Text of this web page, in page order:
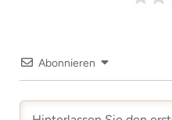
Abonnieren